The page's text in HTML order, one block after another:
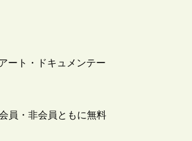
ート・ドキュメンテー
員・非会員ともに無料